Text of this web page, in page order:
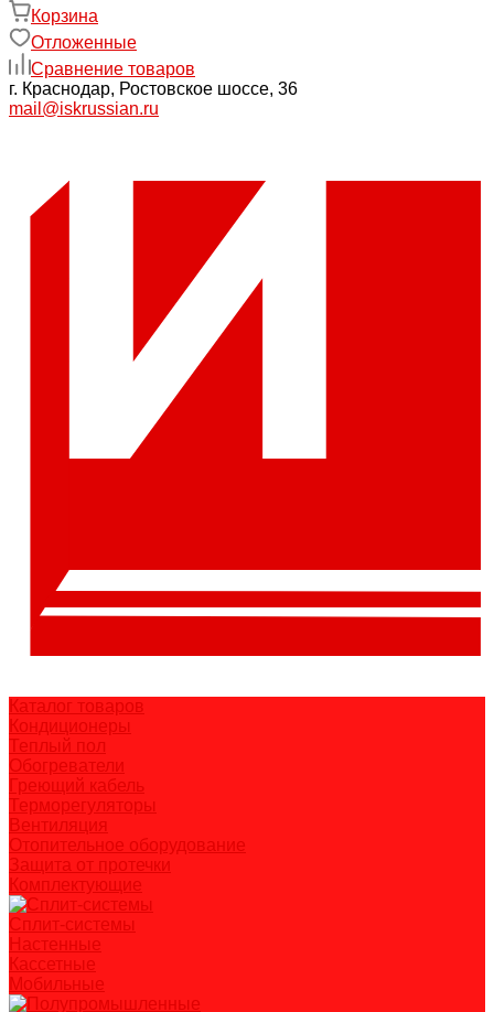
Корзина
Отложенные
Сравнение товаров
г. Краснодар, Ростовское шоссе, 36
mail@iskrussian.ru
Каталог товаров
Кондиционеры
Теплый пол
Обогреватели
Греющий кабель
Терморегуляторы
Вентиляция
Отопительное оборудование
Защита от протечки
Комплектующие
Сплит-системы
Настенные
Кассетные
Мобильные